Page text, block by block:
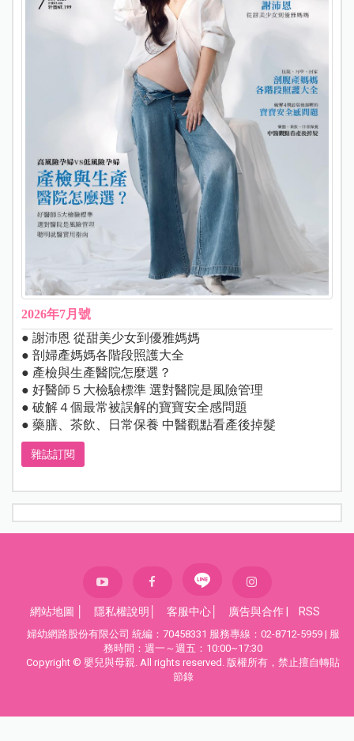
2026年7月號
● 謝沛恩 從甜美少女到優雅媽媽
● 剖婦產媽媽各階段照護大全
● 產檢與生產醫院怎麼選？
● 好醫師５大檢驗標準 選對醫院是風險管理
● 破解４個最常被誤解的寶寶安全感問題
● 藥膳、茶飲、日常保養 中醫觀點看產後掉髮
雜誌訂閱
網站地圖 隱私權說明 客服中心 廣告與合作 RSS
婦幼網路股份有限公司 統編：70458331 服務專線：02-8712-5959 | 服
務時間：週一～週五：10:00~17:30
Copyright © 嬰兒與母親. All rights reserved. 版權所有，禁止擅自轉貼
節錄